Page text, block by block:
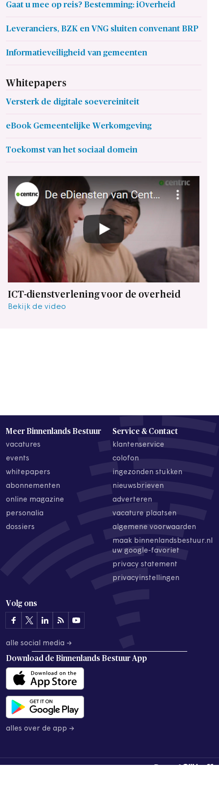
Gaat u mee op reis? Bestemming: iOverheid
Leveranciers, BZK en VNG sluiten convenant BRP
Informatieveiligheid van gemeenten
Whitepapers
Versterk de digitale soevereiniteit
eBook Gemeentelijke Werkomgeving
Toekomst van het sociaal domein
ICT-dienstverlening voor de overheid
Bekijk de video
Meer Binnenlands Bestuur
vacatures
events
whitepapers
abonnementen
online magazine
personalia
dossiers
Service & Contact
klantenservice
colofon
ingezonden stukken
nieuwsbrieven
adverteren
vacature plaatsen
algemene voorwaarden
maak binnenlandsbestuur.nl
uw google-favoriet
privacy statement
privacyinstellingen
Volg ons
alle social media →
Download de Binnenlands Bestuur App
alles over de app →